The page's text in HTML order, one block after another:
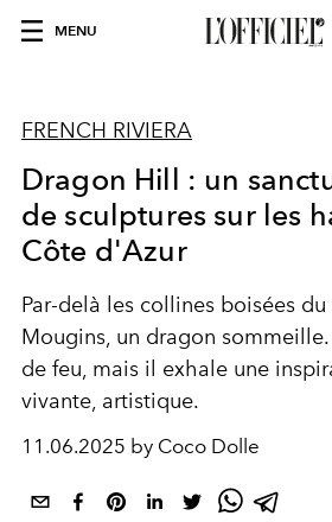
MENU
FRENCH RIVIERA
Dragon Hill : un
de sculptures sur les
Côte d'Azur
Par-delà les collines boisées
Mougins, un dragon
de feu, mais il exhale une
vivante, artistique.
11.06.2025 by Coco Dolle